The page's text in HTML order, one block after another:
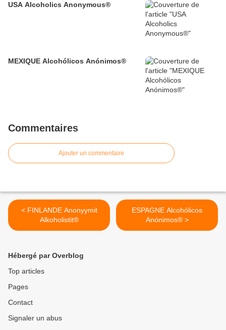
USA Alcoholics Anonymous®
MEXIQUE Alcohólicos Anónimos®
Commentaires
Ajouter un commentaire
< FINLANDE Anonyymit
Alkoholistit®
ESPAGNE Alcohólicos
Anónimos® >
Hébergé par Overblog
Top articles
Pages
Contact
Signaler un abus